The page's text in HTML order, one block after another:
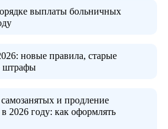
выплаты больничных
новые правила, старые
штрафы
и продление
2026 году: как оформлять